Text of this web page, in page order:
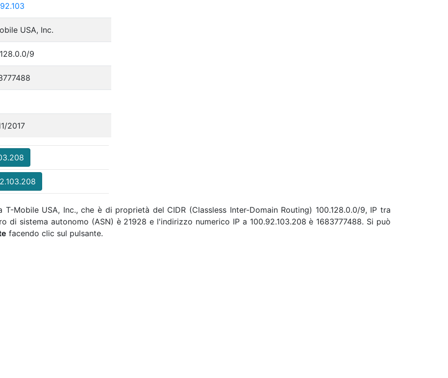
USA, Inc.
9
2017
Mobile USA, Inc., che è di proprietà del CIDR (Classless Inter-Domain Routing) 100.128.0.0/9, IP tra
di sistema autonomo (ASN) è 21928 e l'indirizzo numerico IP a 100.92.103.208 è 1683777488. Si può
facendo clic sul pulsante.